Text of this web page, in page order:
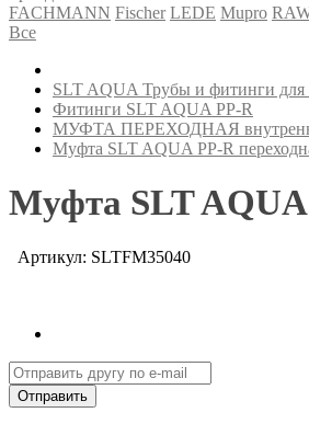
FACHMANN Fischer LEDE Mupro
Все
SLT AQUA Трубы и фитинги для
Фитинги SLT AQUA PP-R
МУФТА ПЕРЕХОДНАЯ
Муфта SLT AQUA PP-R
Муфта SLT AQUA
Артикул: SLTFM35040
Отправить